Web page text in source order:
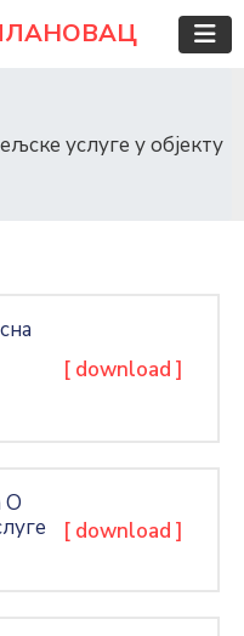
услуге у објекту
[ download ]
О
[ download ]